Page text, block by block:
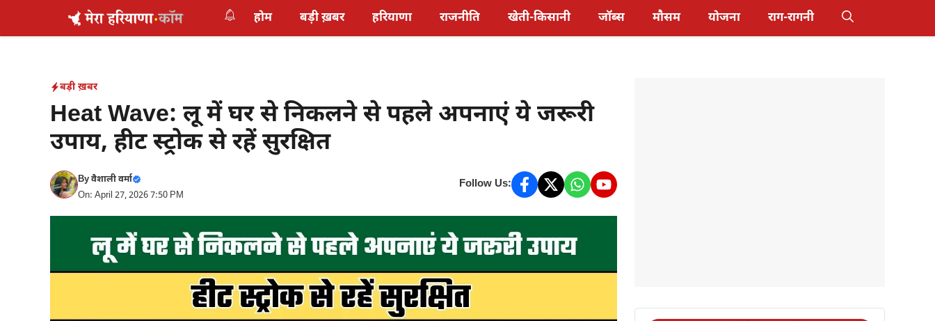
होम बड़ी ख़बर हरियाणा राजनीति खेती-किसानी जॉब्स मौसम योजना राग-रागनी
बड़ी ख़बर
Heat Wave: लू में घर से निकलने से पहले अपनाएं ये जरूरी
उपाय, हीट स्ट्रोक से रहें सुरक्षित
Byवैशाली वर्मा
On: April 27, 2026 7:50 PM
Follow Us: